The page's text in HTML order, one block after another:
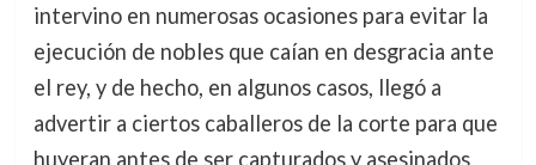
intervino en numerosas ocasiones para evitar la
ejecución de nobles que caían en desgracia ante
el rey, y de hecho, en algunos casos, llegó a
advertir a ciertos caballeros de la corte para que
huyeran antes de ser capturados y asesinados